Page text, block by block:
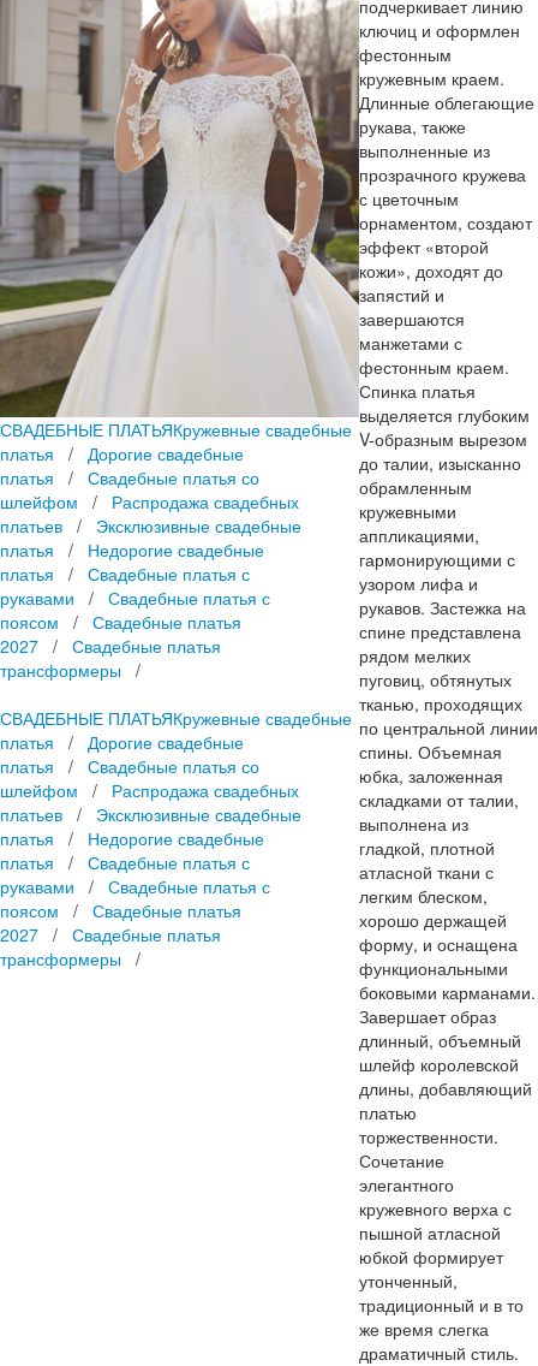
СВАДЕБНЫЕ ПЛАТЬЯКружевные свадебные
платья / Дорогие свадебные
платья / Свадебные платья со
шлейфом / Распродажа свадебных
платьев / Эксклюзивные свадебные
платья / Недорогие свадебные
платья / Свадебные платья с
рукавами / Свадебные платья с
поясом / Свадебные платья
2027 / Свадебные платья
трансформеры /
СВАДЕБНЫЕ ПЛАТЬЯКружевные свадебные
платья / Дорогие свадебные
платья / Свадебные платья со
шлейфом / Распродажа свадебных
платьев / Эксклюзивные свадебные
платья / Недорогие свадебные
платья / Свадебные платья с
рукавами / Свадебные платья с
поясом / Свадебные платья
2027 / Свадебные платья
трансформеры /
подчеркивает линию
ключиц и оформлен
фестонным
кружевным краем.
Длинные облегающие
рукава, также
выполненные из
прозрачного кружева
с цветочным
орнаментом, создают
эффект «второй
кожи», доходят до
запястий и
завершаются
манжетами с
фестонным краем.
Спинка платья
выделяется глубоким
V-образным вырезом
до талии, изысканно
обрамленным
кружевными
аппликациями,
гармонирующими с
узором лифа и
рукавов. Застежка на
спине представлена
рядом мелких
пуговиц, обтянутых
тканью, проходящих
по центральной линии
спины. Объемная
юбка, заложенная
складками от талии,
выполнена из
гладкой, плотной
атласной ткани с
легким блеском,
хорошо держащей
форму, и оснащена
функциональными
боковыми карманами.
Завершает образ
длинный, объемный
шлейф королевской
длины, добавляющий
платью
торжественности.
Сочетание
элегантного
кружевного верха с
пышной атласной
юбкой формирует
утонченный,
традиционный и в то
же время слегка
драматичный стиль.